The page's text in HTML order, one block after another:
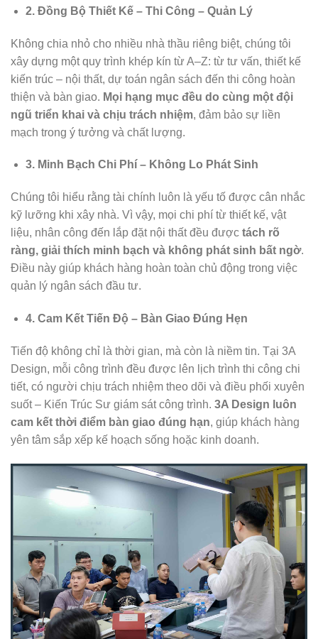
2. Đồng Bộ Thiết Kế – Thi Công – Quản Lý
Không chia nhỏ cho nhiều nhà thầu riêng biệt, chúng tôi
xây dựng một quy trình khép kín từ A–Z: từ tư vấn, thiết kế
kiến trúc – nội thất, dự toán ngân sách đến thi công hoàn
thiện và bàn giao. Mọi hạng mục đều do cùng một đội
ngũ triển khai và chịu trách nhiệm, đảm bảo sự liền
mạch trong ý tưởng và chất lượng.
3. Minh Bạch Chi Phí – Không Lo Phát Sinh
Chúng tôi hiểu rằng tài chính luôn là yếu tố được cân nhắc
kỹ lưỡng khi xây nhà. Vì vậy, mọi chi phí từ thiết kế, vật
liệu, nhân công đến lắp đặt nội thất đều được tách rõ
ràng, giải thích minh bạch và không phát sinh bất ngờ.
Điều này giúp khách hàng hoàn toàn chủ động trong việc
quản lý ngân sách đầu tư.
4. Cam Kết Tiến Độ – Bàn Giao Đúng Hẹn
Tiến độ không chỉ là thời gian, mà còn là niềm tin. Tại 3A
Design, mỗi công trình đều được lên lịch trình thi công chi
tiết, có người chịu trách nhiệm theo dõi và điều phối xuyên
suốt – Kiến Trúc Sư giám sát công trình. 3A Design luôn
cam kết thời điểm bàn giao đúng hạn, giúp khách hàng
yên tâm sắp xếp kế hoạch sống hoặc kinh doanh.